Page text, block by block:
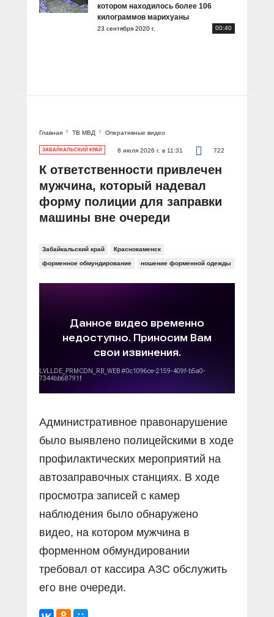
котором находилось более 106
килограммов марихуаны
23 сентября 2020 г. 00:40
Главная ТВ МВД Оперативные видео
ЗАБАЙКАЛЬСКИЙ КРАЙ 8 июля 2026 г. в 11:31 722
К ответственности привлечен
мужчина, который надевал
форму полиции для заправки
машины вне очереди
Забайкальский край Краснокаменск
форменное обмундирование ношение форменной одежды
Административное правонарушение
было выявлено полицейскими в ходе
профилактических мероприятий на
автозаправочных станциях. В ходе
просмотра записей с камер
наблюдения было обнаружено
видео, на котором мужчина в
форменном обмундировании
требовал от кассира АЗС обслужить
его вне очереди.